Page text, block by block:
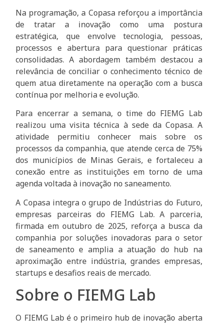
Na programação, a Copasa reforçou a importância
de tratar a inovação como uma postura
estratégica, que envolve tecnologia, pessoas,
processos e abertura para questionar práticas
consolidadas. A abordagem também destacou a
relevância de conciliar o conhecimento técnico de
quem atua diretamente na operação com a busca
contínua por melhoria e evolução.
Para encerrar a semana, o time do FIEMG Lab
realizou uma visita técnica à sede da Copasa. A
atividade permitiu conhecer mais sobre os
processos da companhia, que atende cerca de 75%
dos municípios de Minas Gerais, e fortaleceu a
conexão entre as instituições em torno de uma
agenda voltada à inovação no saneamento.
A Copasa integra o grupo de Indústrias do Futuro,
empresas parceiras do FIEMG Lab. A parceria,
firmada em outubro de 2025, reforça a busca da
companhia por soluções inovadoras para o setor
de saneamento e amplia a atuação do hub na
aproximação entre indústria, grandes empresas,
startups e desafios reais de mercado.
Sobre o FIEMG Lab
O FIEMG Lab é o primeiro hub de inovação aberta